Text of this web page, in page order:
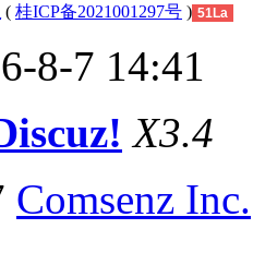
( 桂ICP备2021001297号 ) 51La
8-7 14:41
X3.4
Comsenz Inc.